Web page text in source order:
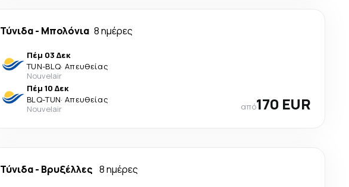
Τύνιδα- Μπολόνια 8 ημέρες
Πέμ 03 Δεκ
TUN-BLQ· Απευθείας
Nouvelair
Πέμ 10 Δεκ
BLQ-TUN· Απευθείας
Nouvelair
από170 EUR
Τύνιδα- Βρυξέλλες 8 ημέρες